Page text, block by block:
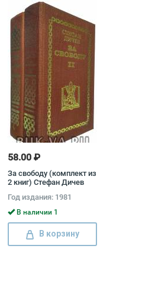
58.00 ₽
За свободу (комплект из
2 книг) Стефан Дичев
Год издания: 1981
В наличии 1
В корзину